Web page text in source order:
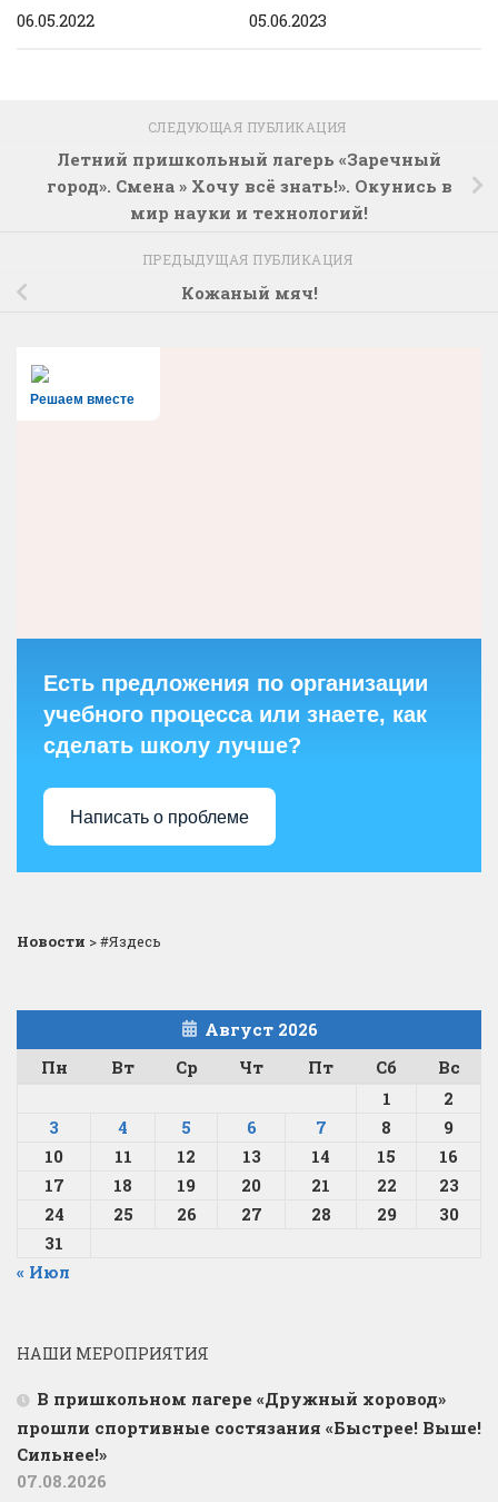
06.05.2022
05.06.2023
СЛЕДУЮЩАЯ ПУБЛИКАЦИЯ
Летний пришкольный лагерь «Заречный
город». Смена » Хочу всё знать!». Окунись в
мир науки и технологий!
ПРЕДЫДУЩАЯ ПУБЛИКАЦИЯ
Кожаный мяч!
Решаем вместе
Есть предложения по организации
учебного процесса или знаете, как
сделать школу лучше?
Написать о проблеме
Новости >#Яздесь
Август 2026
Пн
Вт Ср Чт Пт Сб
Вс
1
2
3
4 5 6 7 8
9
10
11 12 13 14 15
16
17
18 19 20 21 22
23
24
25 26 27 28 29
30
31
« Июл
НАШИ МЕРОПРИЯТИЯ
В пришкольном лагере «Дружный хоровод»
прошли спортивные состязания «Быстрее! Выше!
Сильнее!»
07.08.2026